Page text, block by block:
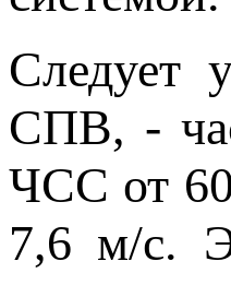
Следует
СПВ, -
ЧСС от 60
7,6 м/с.